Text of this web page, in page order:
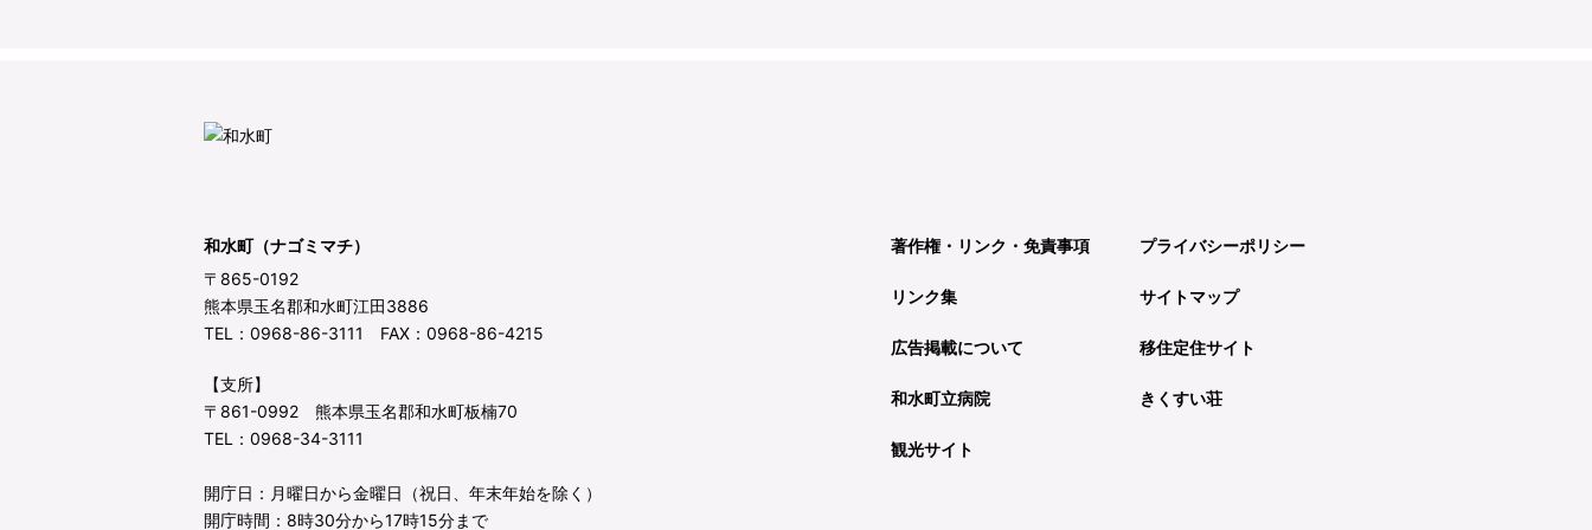
和水町（ナゴミマチ）
〒865-0192
熊本県玉名郡和水町江田3886
TEL：0968-86-3111 FAX：0968-86-4215
【支所】
〒861-0992 熊本県玉名郡和水町板楠70
TEL：0968-34-3111
開庁日：月曜日から金曜日（祝日、年末年始を除く）
開庁時間：8時30分から17時15分まで
著作権・リンク・免責事項 プライバシーポリシー
リンク集 サイトマップ
広告掲載について 移住定住サイト
和水町立病院 きくすい荘
観光サイト